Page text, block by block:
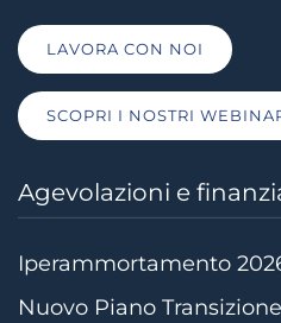
LAVORA CON NOI
SCOPRI I NOSTRI
Agevolazioni e
Iperammortamento
Nuovo Piano